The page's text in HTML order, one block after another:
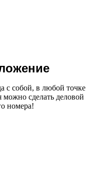
с собой, в любой точке
можно сделать деловой
номера!